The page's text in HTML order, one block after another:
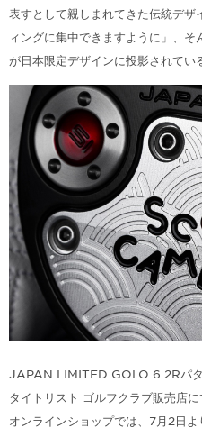
表すとして親しまれてきた伝統デザ
ィングに集中できますように」、
が日本限定デザインに投影されてい
JAPAN LIMITED GOLO 6.2Rパ
タイトリスト ゴルフクラブ販売店
オンラインショップでは、7月2日